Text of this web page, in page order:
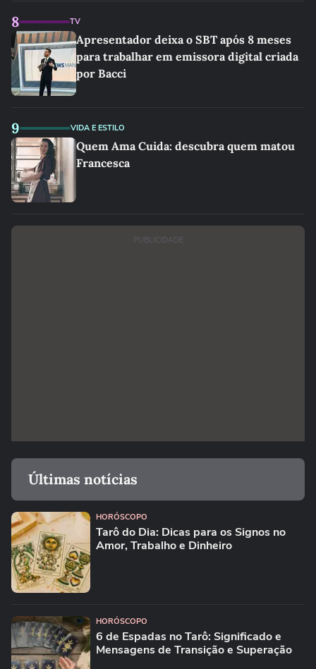
8 TV
Apresentador deixa o SBT após 8 meses
para trabalhar em emissora digital criada
por Bacci
9 VIDA E ESTILO
Quem Ama Cuida: descubra quem matou
Francesca
PUBLICIDADE
Últimas notícias
HORÓSCOPO
Tarô do Dia: Dicas para os Signos no
Amor, Trabalho e Dinheiro
HORÓSCOPO
6 de Espadas no Tarô: Significado e
Mensagens de Transição e Superação